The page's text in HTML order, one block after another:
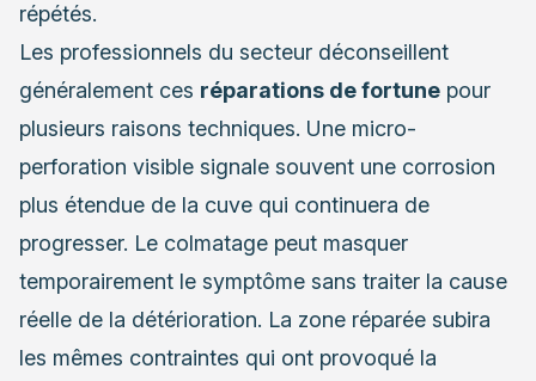
répétés.
Les professionnels du secteur déconseillent
généralement ces réparations de fortune pour
plusieurs raisons techniques. Une micro-
perforation visible signale souvent une corrosion
plus étendue de la cuve qui continuera de
progresser. Le colmatage peut masquer
temporairement le symptôme sans traiter la cause
réelle de la détérioration. La zone réparée subira
les mêmes contraintes qui ont provoqué la